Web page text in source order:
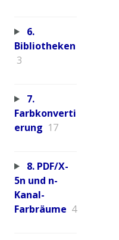
6.
Bibliotheken
3
7.
Farbkonverti
erung 17
8. PDF/X-
5n und n-
Kanal-
Farbräume 4